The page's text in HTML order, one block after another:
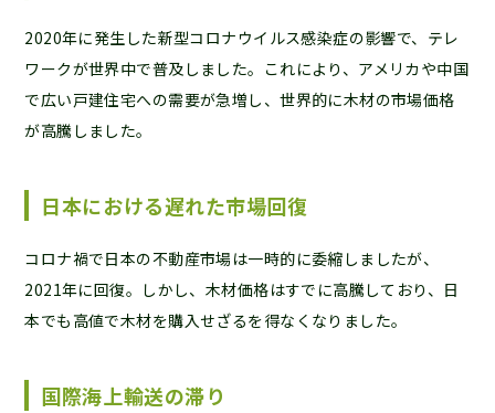
2020年に発生した新型コロナウイルス感染症の影響で、テレ
ワークが世界中で普及しました。これにより、アメリカや中国
で広い戸建住宅への需要が急増し、世界的に木材の市場価格
が高騰しました。
日本における遅れた市場回復
コロナ禍で日本の不動産市場は一時的に委縮しましたが、
2021年に回復。しかし、木材価格はすでに高騰しており、日
本でも高値で木材を購入せざるを得なくなりました。
国際海上輸送の滞り